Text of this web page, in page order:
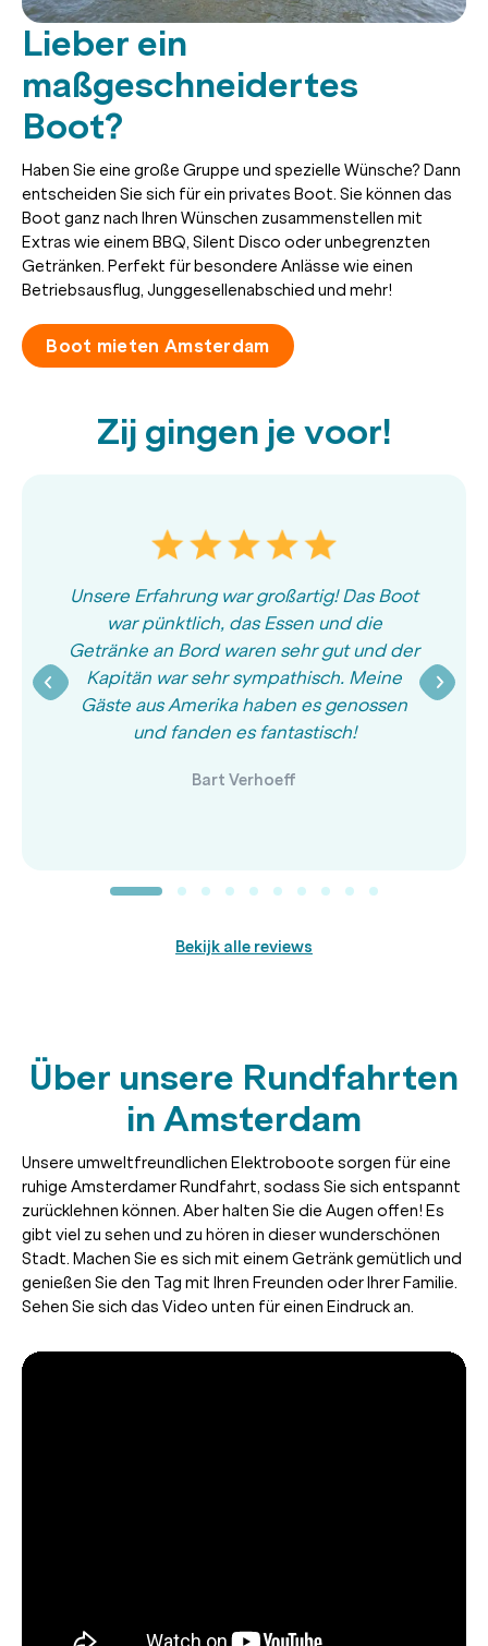
Lieber ein
maßgeschneidertes
Boot?
Haben Sie eine große Gruppe und spezielle Wünsche? Dann
entscheiden Sie sich für ein privates Boot. Sie können das
Boot ganz nach Ihren Wünschen zusammenstellen mit
Extras wie einem BBQ, Silent Disco oder unbegrenzten
Getränken. Perfekt für besondere Anlässe wie einen
Betriebsausflug, Junggesellenabschied und mehr!
Boot mieten Amsterdam
Zij gingen je voor!
Unsere Erfahrung war großartig! Das Boot
war pünktlich, das Essen und die
Getränke an Bord waren sehr gut und der
Kapitän war sehr sympathisch. Meine
Gäste aus Amerika haben es genossen
und fanden es fantastisch!
Bart Verhoeff
Bekijk alle reviews
Über unsere Rundfahrten
in Amsterdam
Unsere umweltfreundlichen Elektroboote sorgen für eine
ruhige Amsterdamer Rundfahrt, sodass Sie sich entspannt
zurücklehnen können. Aber halten Sie die Augen offen! Es
gibt viel zu sehen und zu hören in dieser wunderschönen
Stadt. Machen Sie es sich mit einem Getränk gemütlich und
genießen Sie den Tag mit Ihren Freunden oder Ihrer Familie.
Sehen Sie sich das Video unten für einen Eindruck an.